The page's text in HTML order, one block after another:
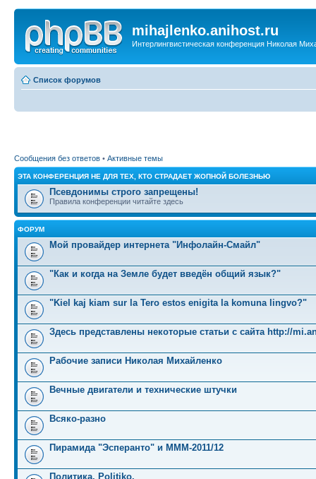
mihajlenko.anihost.ru
Интерлингвистическая конференция Николая
Список форумов
Сообщения без ответов • Активные темы
ЭТА КОНФЕРЕНЦИЯ НЕ ДЛЯ ТЕХ, КТО СТРАДАЕТ ЖОПНОЙ БОЛЕЗНЬЮ
Псевдонимы строго запрещены!
Правила конференции читайте здесь
ФОРУМ
Мой провайдер интернета "Инфолайн-Смайл"
"Как и когда на Земле будет введён общий язык?"
"Kiel kaj kiam sur la Tero estos enigita la komuna lingvo?"
Здесь представлены некоторые статьи с сайта http://
Рабочие записи Николая Михайленко
Вечные двигатели и технические штучки
Всяко-разно
Пирамида "Эсперанто" и MMM-2011/12
Политика. Politiko.